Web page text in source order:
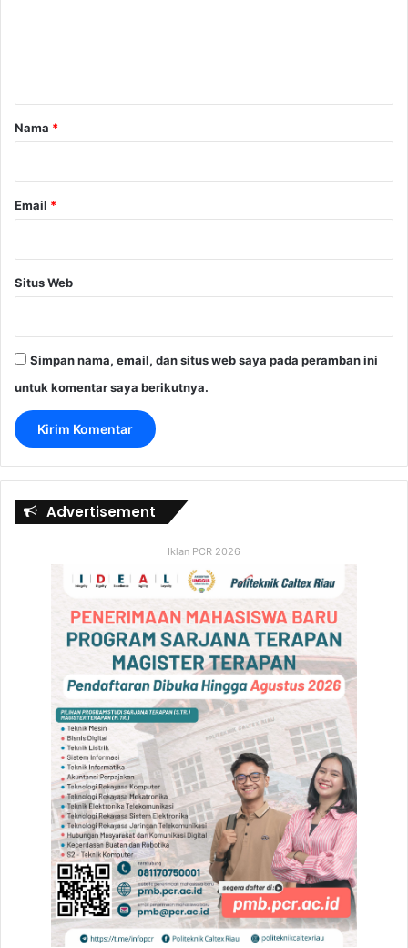
rNama *
Email *
Situs Web
Simpan nama, email, dan situs web saya pada peramban ini
untuk komentar saya berikutnya.
Advertisement
Iklan PCR 2026